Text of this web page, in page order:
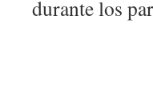
durante los